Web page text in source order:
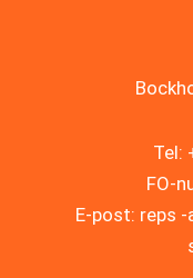
Tel:
FO-
E-post: reps